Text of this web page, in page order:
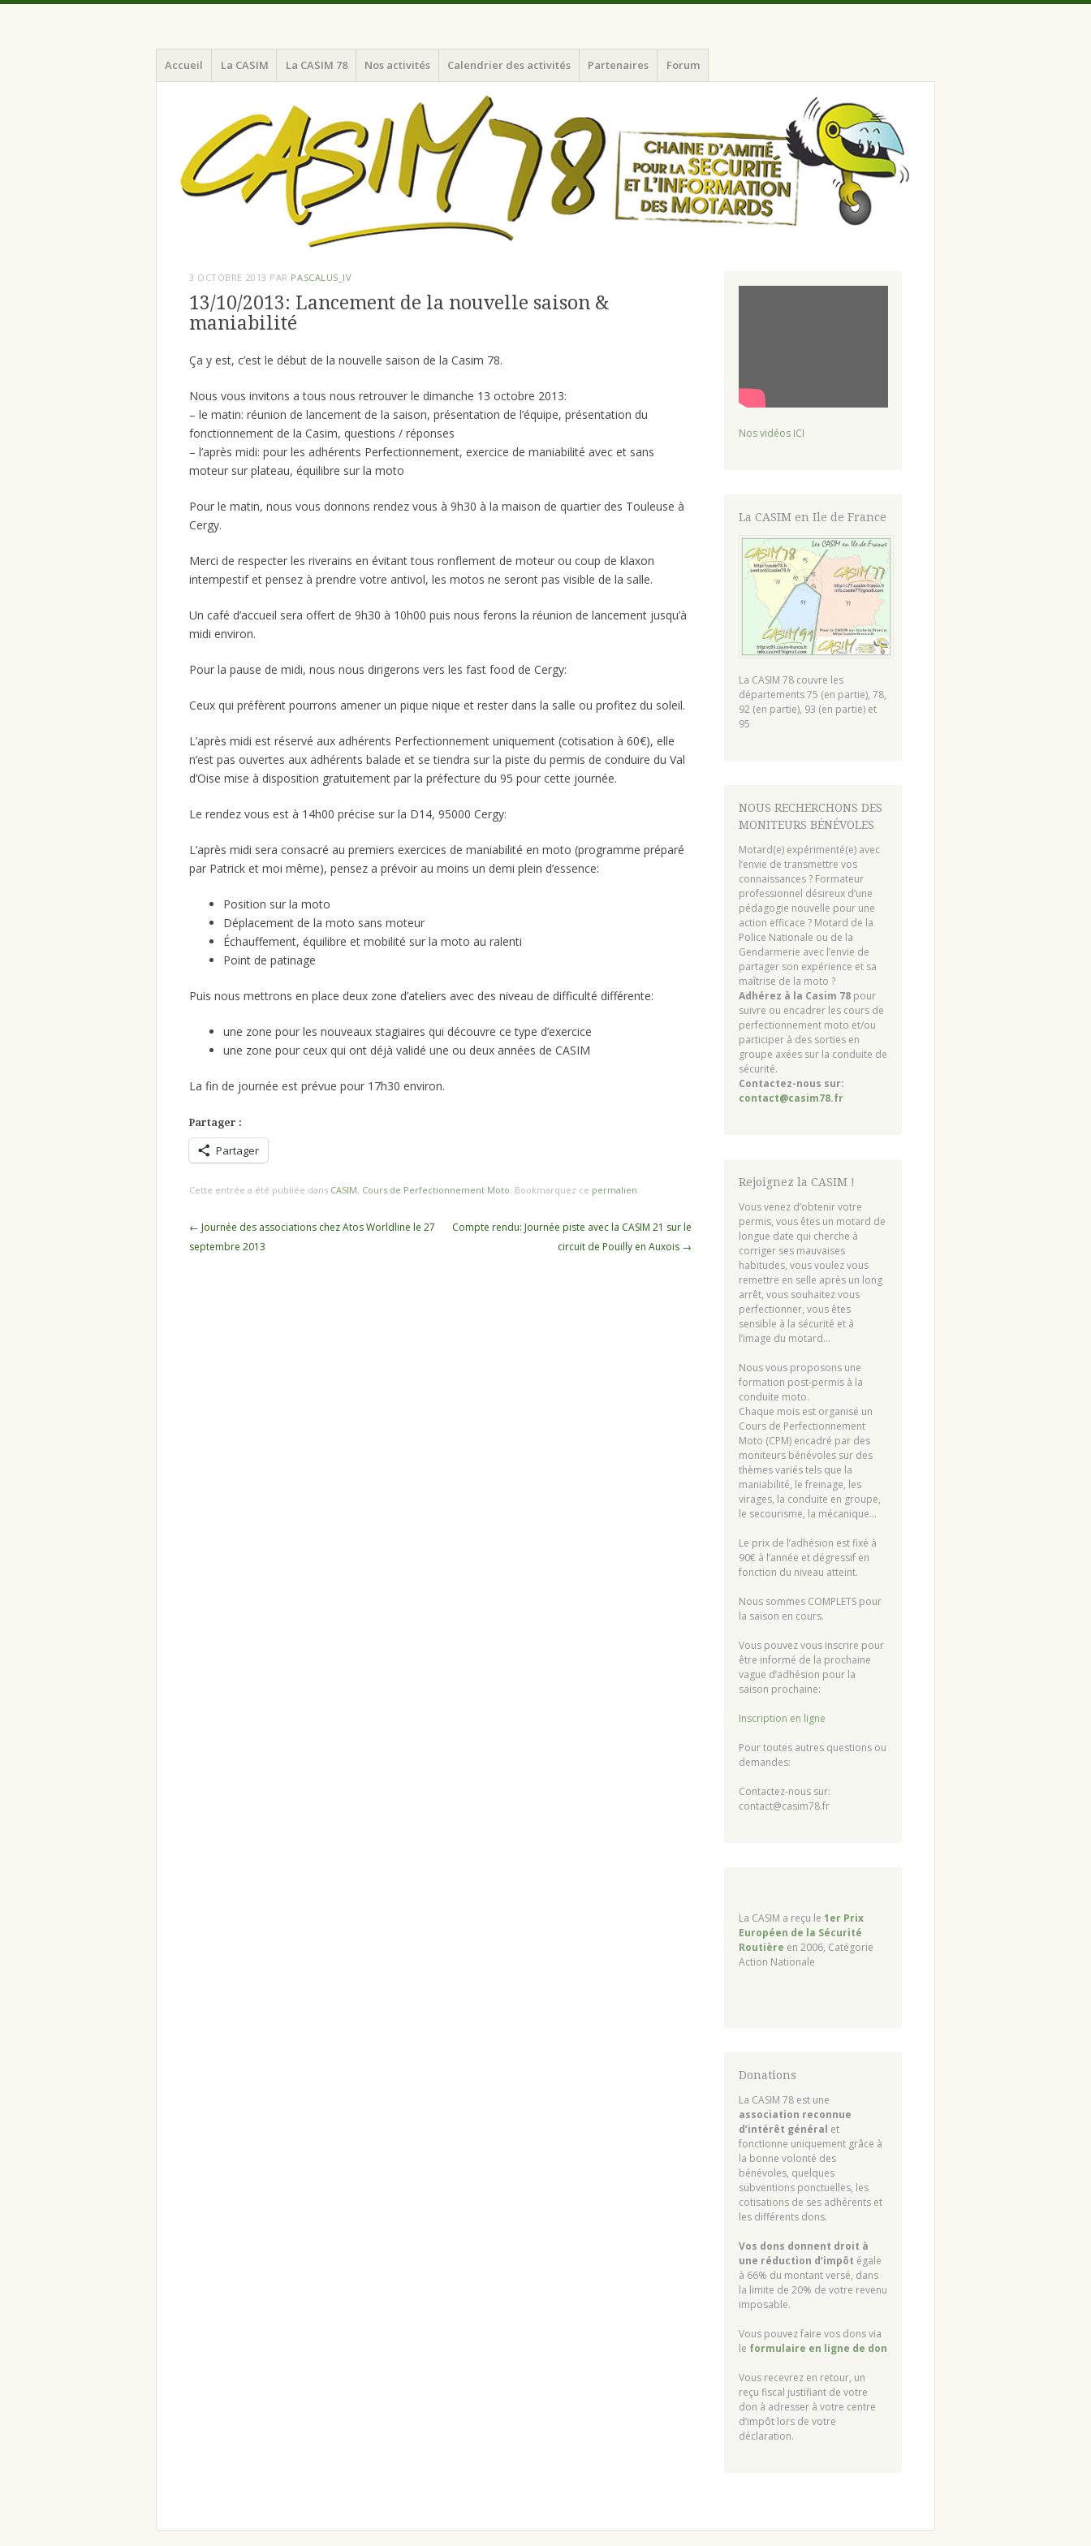
CASIM 78
Chaine d'Amitié pour la Sécurité et l'Information des Motards du N-O de l'Ile de France
Menu
Aller
au
Accueil La CASIM La CASIM 78 Nos activités Calendrier des activités Partenaires Forum
3 OCTOBRE 2013 PAR PASCALUS_IV
13/10/2013: Lancement de la nouvelle saison &
maniabilité
Ça y est, c’est le début de la nouvelle saison de la Casim 78.
Nous vous invitons a tous nous retrouver le dimanche 13 octobre 2013:
– le matin: réunion de lancement de la saison, présentation de l’équipe, présentation du
fonctionnement de la Casim, questions / réponses
– l’après midi: pour les adhérents Perfectionnement, exercice de maniabilité avec et sans
moteur sur plateau, équilibre sur la moto
Pour le matin, nous vous donnons rendez vous à 9h30 à la maison de quartier des Touleuse à
Cergy.
Merci de respecter les riverains en évitant tous ronflement de moteur ou coup de klaxon
intempestif et pensez à prendre votre antivol, les motos ne seront pas visible de la salle.
Un café d’accueil sera offert de 9h30 à 10h00 puis nous ferons la réunion de lancement jusqu’à
midi environ.
Pour la pause de midi, nous nous dirigerons vers les fast food de Cergy:
Ceux qui préfèrent pourrons amener un pique nique et rester dans la salle ou profitez du soleil.
L’après midi est réservé aux adhérents Perfectionnement uniquement (cotisation à 60€), elle
n’est pas ouvertes aux adhérents balade et se tiendra sur la piste du permis de conduire du Val
d’Oise mise à disposition gratuitement par la préfecture du 95 pour cette journée.
Le rendez vous est à 14h00 précise sur la D14, 95000 Cergy:
L’après midi sera consacré au premiers exercices de maniabilité en moto (programme préparé
par Patrick et moi même), pensez a prévoir au moins un demi plein d’essence:
Position sur la moto
Déplacement de la moto sans moteur
Échauffement, équilibre et mobilité sur la moto au ralenti
Point de patinage
Puis nous mettrons en place deux zone d’ateliers avec des niveau de difficulté différente:
une zone pour les nouveaux stagiaires qui découvre ce type d’exercice
une zone pour ceux qui ont déjà validé une ou deux années de CASIM
La fin de journée est prévue pour 17h30 environ.
Partager :
Partager
Cette entrée a été publiée dans CASIM, Cours de Perfectionnement Moto. Bookmarquez ce permalien.
Navigation
des
← Journée des associations chez Atos Worldline le 27
septembre 2013
Compte rendu: Journée piste avec la CASIM 21 sur le
circuit de Pouilly en Auxois →
Nos vidéos ICI
La CASIM en Ile de France
La CASIM 78 couvre les
départements 75 (en partie), 78,
92 (en partie), 93 (en partie) et
95
NOUS RECHERCHONS DES
MONITEURS BÉNÉVOLES
Motard(e) expérimenté(e) avec
l’envie de transmettre vos
connaissances ? Formateur
professionnel désireux d’une
pédagogie nouvelle pour une
action efficace ? Motard de la
Police Nationale ou de la
Gendarmerie avec l’envie de
partager son expérience et sa
maîtrise de la moto ?
Adhérez à la Casim 78pour
suivre ou encadrer les cours de
perfectionnement moto et/ou
participer à des sorties en
groupe axées sur la conduite de
sécurité.
Contactez-nous sur:
contact@casim78.fr
Rejoignez la CASIM !
Vous venez d’obtenir votre
permis, vous êtes un motard de
longue date qui cherche à
corriger ses mauvaises
habitudes, vous voulez vous
remettre en selle après un long
arrêt, vous souhaitez vous
perfectionner, vous êtes
sensible à la sécurité et à
l’image du motard…
Nous vous proposons une
formation post-permis à la
conduite moto.
Chaque mois est organisé un
Cours de Perfectionnement
Moto (CPM) encadré par des
moniteurs bénévoles sur des
thèmes variés tels que la
maniabilité, le freinage, les
virages, la conduite en groupe,
le secourisme, la mécanique…
Le prix de l’adhésion est fixé à
90€ à l’année et dégressif en
fonction du niveau atteint.
Nous sommes COMPLETS pour
la saison en cours.
Vous pouvez vous inscrire pour
être informé de la prochaine
vague d’adhésion pour la
saison prochaine:
Inscription en ligne
Pour toutes autres questions ou
demandes:
Contactez-nous sur:
contact@casim78.fr
La CASIM a reçu le 1er Prix
Européen de la Sécurité
Routière en 2006, Catégorie
Action Nationale
Donations
La CASIM 78 est une
association reconnue
d’intérêt général et
fonctionne uniquement grâce à
la bonne volonté des
bénévoles, quelques
subventions ponctuelles, les
cotisations de ses adhérents et
les différents dons.
Vos dons donnent droit à
une réduction d’impôt égale
à 66% du montant versé, dans
la limite de 20% de votre revenu
imposable.
Vous pouvez faire vos dons via
le formulaire en ligne de don
Vous recevrez en retour, un
reçu fiscal justifiant de votre
don à adresser à votre centre
d’impôt lors de votre
déclaration.